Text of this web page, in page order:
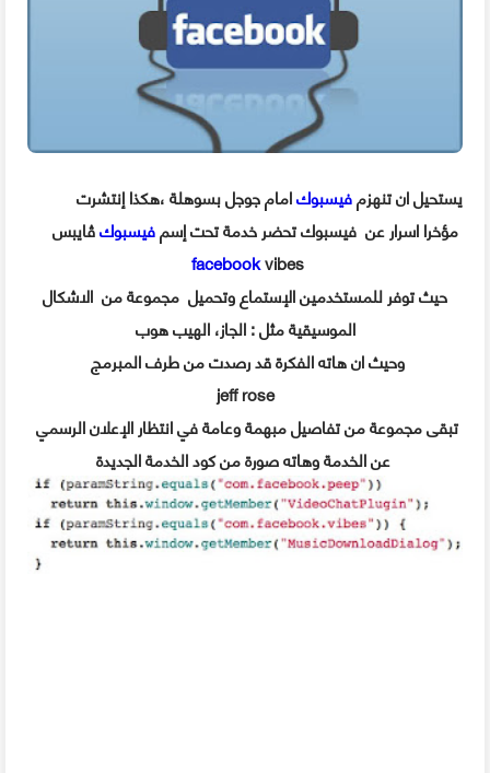
يستحيل ان تنهزمفيسبوكامام جوجل بسوهلة ،هكذا إنتشرت
مؤخرا اسرار عن فيسبوك تحضر خدمة تحت إسمفيسبوك
ڤايبس
facebookvibes
حيث توفر للمستخدمين الإستماع وتحميل مجموعة من الاشكال
الموسيقية مثل : الجاز، الهيب هوب
وحيث ان هاته الفكرة قد رصدت من طرف المبرمج
jeff rose
تبقى مجموعة من تفاصيل مبهمة وعامة في انتظار الإعلان الرسمي
عن الخدمةوهاته صورة من كود الخدمة الجديدة